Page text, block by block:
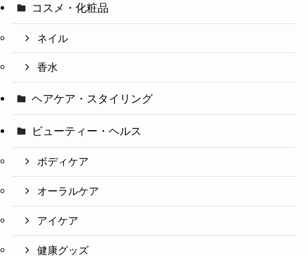
コスメ・化粧品
ネイル
香水
ヘアケア・スタイリング
ビューティー・ヘルス
ボディケア
オーラルケア
アイケア
健康グッズ